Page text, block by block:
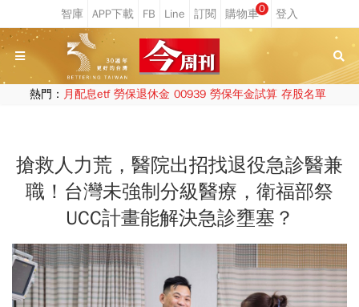
0
熱門： 月配息etf 勞保退休金 00939 勞保年金試算 存股名單
搶救人力荒，醫院出招找退役急診醫兼
職！台灣未強制分級醫療，衛福部祭
UCC計畫能解決急診壅塞？